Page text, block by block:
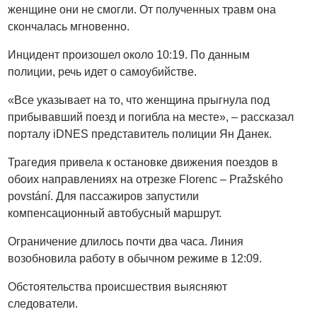
женщине они не смогли. От полученных травм она
скончалась мгновенно.
Инцидент произошел около 10:19. По данным
полиции, речь идет о самоубийстве.
«Все указывает на то, что женщина прыгнула под
прибывавший поезд и погибла на месте», – рассказал
порталу iDNES представитель полиции Ян Данек.
Трагедия привела к остановке движения поездов в
обоих направлениях на отрезке Florenc – Pražského
povstání. Для пассажиров запустили
компенсационный автобусный маршрут.
Ограничение длилось почти два часа. Линия
возобновила работу в обычном режиме в 12:09.
Обстоятельства происшествия выясняют
следователи.